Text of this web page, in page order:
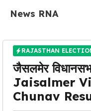
News RNA
RAJASTHAN
जैसलमेर
Jaisalmer
Chunav